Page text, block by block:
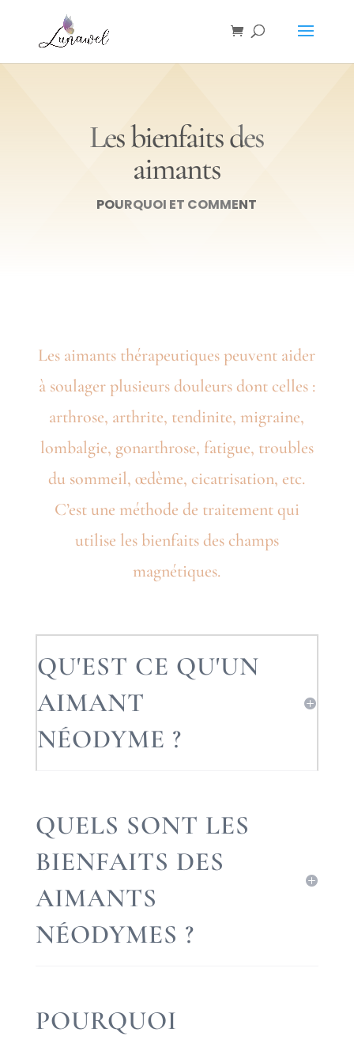
Les bienfaits des
aimants
POURQUOI ET COMMENT
Les aimants thérapeutiquespeuvent aider
à soulager plusieurs douleurs dont celles :
arthrose, arthrite, tendinite, migraine,
lombalgie, gonarthrose, fatigue, troubles
du sommeil, œdème, cicatrisation, etc.
C’est une méthode de traitement qui
utilise les bienfaits des champs
magnétiques.
QU'EST CE QU'UN
AIMANT
NÉODYME ?
QUELS SONT LES
BIENFAITS DES
AIMANTS
NÉODYMES ?
POURQUOI